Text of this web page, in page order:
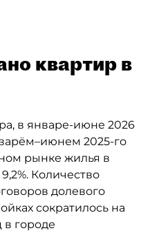
квартир в
в январе-июне 2026
2025-го
рынке жилья в
Количество
долевого
сократилось на
в городе